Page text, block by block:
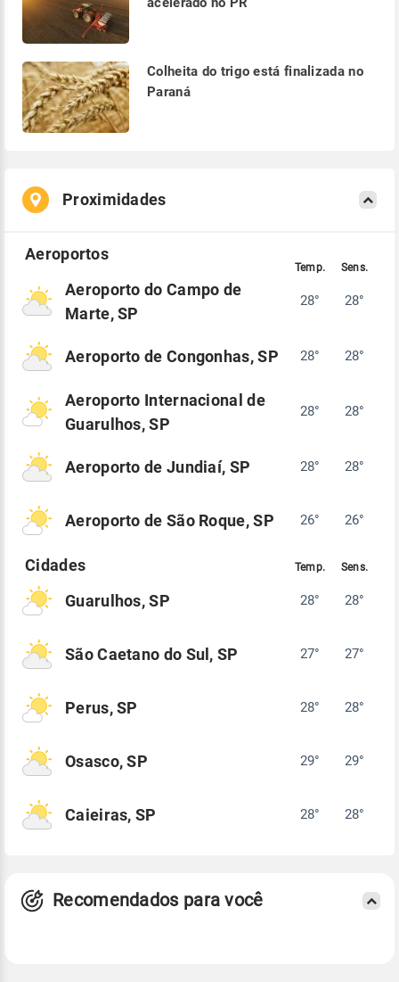
Colheita do trigo está finalizada no
Paraná
Proximidades
Aeroporto do Campo de
Marte, SP
28° 28°
Aeroporto de Congonhas, SP 28° 28°
Aeroporto Internacional de
Guarulhos, SP
28° 28°
Aeroporto de Jundiaí, SP 28° 28°
Aeroporto de São Roque, SP 26° 26°
Guarulhos, SP 28° 28°
São Caetano do Sul, SP 27° 27°
Perus, SP 28° 28°
Osasco, SP 29° 29°
Caieiras, SP 28° 28°
Recomendados para você